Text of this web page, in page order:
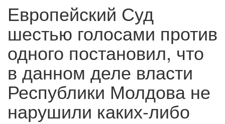
Европейский Суд
шестью голосами против
одного постановил, что
в данном деле власти
Республики Молдова не
нарушили каких-либо